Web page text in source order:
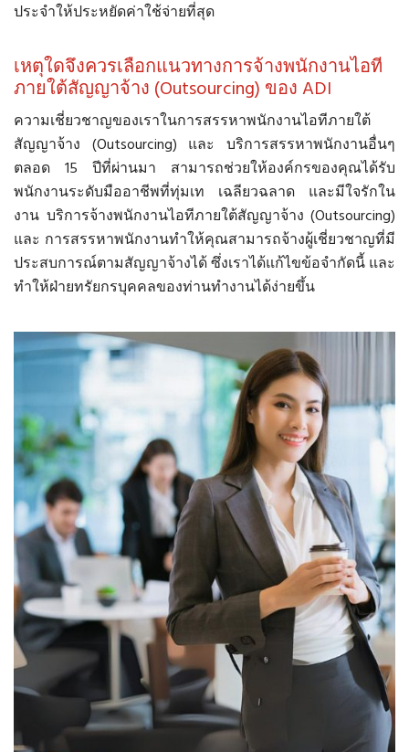
ประจำให้ประหยัดค่าใช้จ่ายที่สุด
เหตุใดจึงควรเลือกแนวทางการจ้างพนักงานไอที
ภายใต้สัญญาจ้าง (Outsourcing) ของ ADI
ความเชี่ยวชาญของเราในการสรรหาพนักงานไอทีภายใต้
สัญญาจ้าง (Outsourcing) และ บริการสรรหาพนักงานอื่นๆ
ตลอด 15 ปีที่ผ่านมา สามารถช่วยให้องค์กรของคุณได้รับ
พนักงานระดับมืออาชีพที่ทุ่มเท เฉลียวฉลาด และมีใจรักใน
งาน บริการจ้างพนักงานไอทีภายใต้สัญญาจ้าง (Outsourcing)
และ การสรรหาพนักงานทำให้คุณสามารถจ้างผู้เชี่ยวชาญที่มี
ประสบการณ์ตามสัญญาจ้างได้ ซึ่งเราได้แก้ไขข้อจำกัดนี้ และ
ทำให้ฝ่ายทรัยกรบุคคลของท่านทำงานได้ง่ายขึ้น